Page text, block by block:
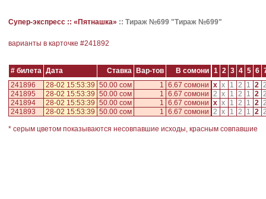
Супер-экспресс :: «Пятнашка» :: Тираж №699 "Тираж №699"
варианты в карточке #241892
# билета Дата Ставка Вар-тов В сомони 1 2 3 4 5 6
241896
28-02 15:53:39 50.00 сом 1 6.67 сомони x x 1 2 1 2
241895
28-02 15:53:39 50.00 сом 1 6.67 сомони 2 x 1 2 1 2
241894
28-02 15:53:39 50.00 сом 1 6.67 сомони x x 1 2 1 2
241893
28-02 15:53:39 50.00 сом 1 6.67 сомони 2 x 1 2 1 2
* серым цветом показываются несовпавшие исходы, красным совпавшие